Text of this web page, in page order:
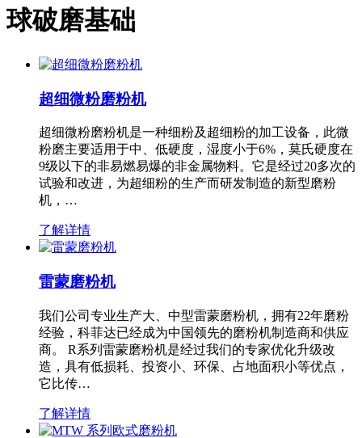
球破磨基础
超细微粉磨粉机
超细微粉磨粉机是一种细粉及超细粉的加工设备，此微
粉磨主要适用于中、低硬度，湿度小于6%，莫氏硬度在
9级以下的非易燃易爆的非金属物料。它是经过20多次的
试验和改进，为超细粉的生产而研发制造的新型磨粉
机，…
了解详情
雷蒙磨粉机
我们公司专业生产大、中型雷蒙磨粉机，拥有22年磨粉
经验，科菲达已经成为中国领先的磨粉机制造商和供应
商。 R系列雷蒙磨粉机是经过我们的专家优化升级改
造，具有低损耗、投资小、环保、占地面积小等优点，
它比传…
了解详情